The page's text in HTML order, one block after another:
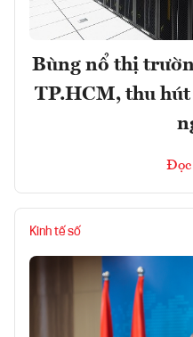
Bùng nổ thị
TP.HCM, thu hút
Đọc
Kinh tế số